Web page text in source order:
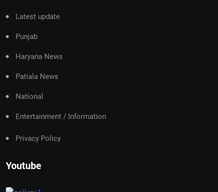
Latest update
Punjab
Haryana News
Patiala News
National
Entertainment / Information
Privacy Policy
Youtube